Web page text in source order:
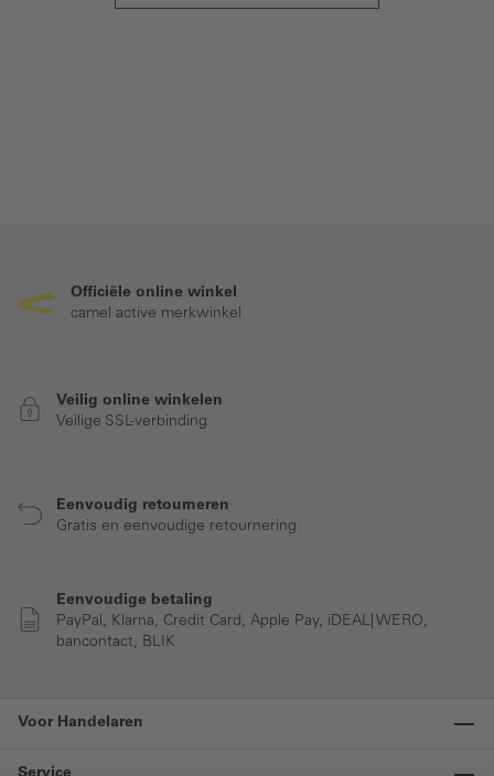
Officiële online winkel
camel active merkwinkel
Veilig online winkelen
Veilige SSL-verbinding
Eenvoudig retourneren
Gratis en eenvoudige retournering
Eenvoudige betaling
PayPal, Klarna, Credit Card, Apple Pay, iDEAL| WERO,
bancontact, BLIK
Voor Handelaren